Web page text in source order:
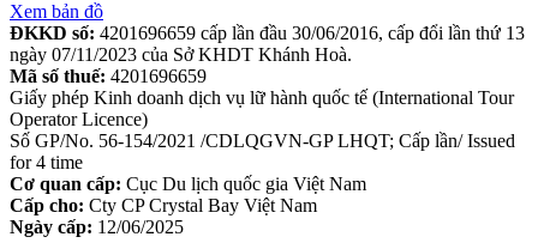
Xem bản đồ
ĐKKD số: 4201696659 cấp lần đầu 30/06/2016, cấp đổi lần thứ 13
ngày 07/11/2023 của Sở KHDT Khánh Hoà.
Mã số thuế: 4201696659
Giấy phép Kinh doanh dịch vụ lữ hành quốc tế (International Tour
Operator Licence)
Số GP/No. 56-154/2021 /CDLQGVN-GP LHQT; Cấp lần/ Issued
for 4 time
Cơ quan cấp: Cục Du lịch quốc gia Việt Nam
Cấp cho: Cty CP Crystal Bay Việt Nam
Ngày cấp: 12/06/2025